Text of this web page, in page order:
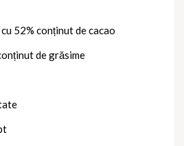
52% conținut de cacao
de grăsime